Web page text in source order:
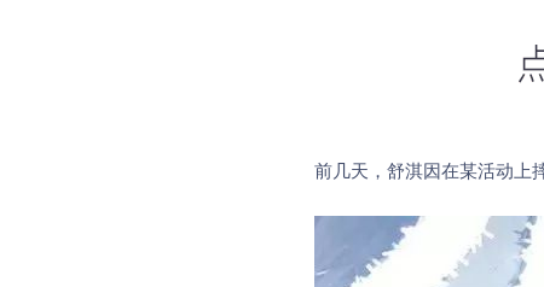
前几天，舒淇因在某活动上